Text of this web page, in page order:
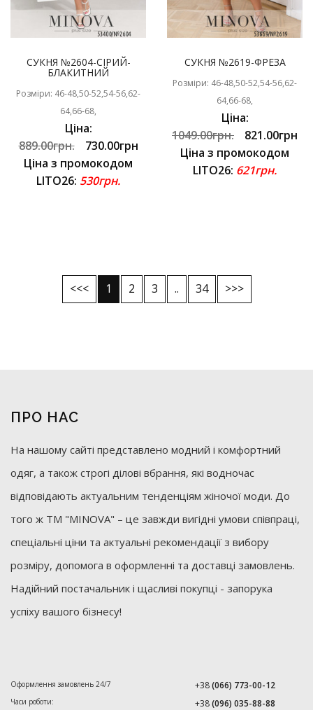
СУКНЯ №2604-СІРИЙ-
БЛАКИТНИЙ
Розміри: 46-48,50-52,54-56,62-
64,66-68,
Ціна:
889.00грн.
730.00грн
Ціна з промокодом
LITO26: 530грн.
СУКНЯ №2619-ФРЕЗА
Розміри: 46-48,50-52,54-56,62-
64,66-68,
Ціна:
1049.00грн.
821.00грн
Ціна з промокодом
LITO26: 621грн.
<<< 1 2 3 .. 34 >>>
ПРО НАС
На нашому сайті представлено модний і комфортний
одяг, а також строгі ділові вбрання, які водночас
відповідають актуальним тенденціям жіночої моди. До
того ж ТМ "MINOVA" – це завжди вигідні умови співпраці,
спеціальні ціни та актуальні рекомендації з вибору
розміру, допомога в оформленні та доставці замовлень.
Надійний постачальник і щасливі покупці - запорука
успіху вашого бізнесу!
Оформлення замовлень 24/7
Часи роботи:
+38(066) 773-00-12
+38(096) 035-88-88